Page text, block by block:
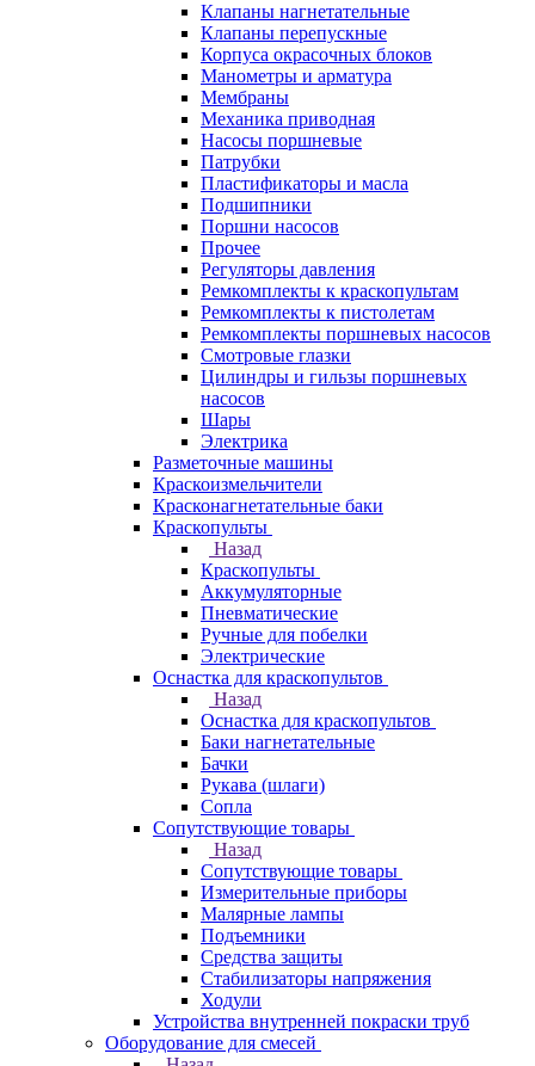
Клапаны нагнетательные
Клапаны перепускные
Корпуса окрасочных блоков
Манометры и арматура
Мембраны
Механика приводная
Насосы поршневые
Патрубки
Пластификаторы и масла
Подшипники
Поршни насосов
Прочее
Регуляторы давления
Ремкомплекты к краскопультам
Ремкомплекты к пистолетам
Ремкомплекты поршневых насосов
Смотровые глазки
Цилиндры и гильзы поршневых
насосов
Шары
Электрика
Разметочные машины
Краскоизмельчители
Красконагнетательные баки
Краскопульты
Назад
Краскопульты
Аккумуляторные
Пневматические
Ручные для побелки
Электрические
Оснастка для краскопультов
Назад
Оснастка для краскопультов
Баки нагнетательные
Бачки
Рукава (шлаги)
Сопла
Сопутствующие товары
Назад
Сопутствующие товары
Измерительные приборы
Малярные лампы
Подъемники
Средства защиты
Стабилизаторы напряжения
Ходули
Устройства внутренней покраски труб
Оборудование для смесей